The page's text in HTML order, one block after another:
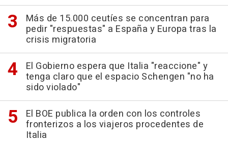
Más de 15.000 ceutíes se concentran para
pedir "respuestas" a España y Europa tras la
crisis migratoria
El Gobierno espera que Italia "reaccione" y
tenga claro que el espacio Schengen "no ha
sido violado"
El BOE publica la orden con los controles
fronterizos a los viajeros procedentes de
Italia